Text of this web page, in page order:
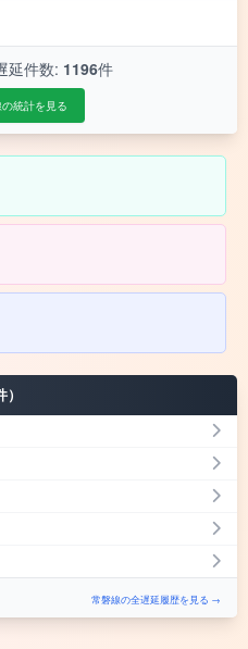
延件数: 1196件
の統計を見る
常磐線の全遅延履歴を見る →